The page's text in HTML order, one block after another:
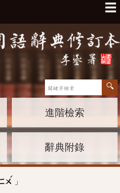
☰
進階檢索
辭典附錄
ㄨ
ˊ
」